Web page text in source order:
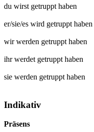
du wirst getruppt haben
er/sie/es wird getruppt haben
wir werden getruppt haben
ihr werdet getruppt haben
sie werden getruppt haben
Indikativ
Präsens